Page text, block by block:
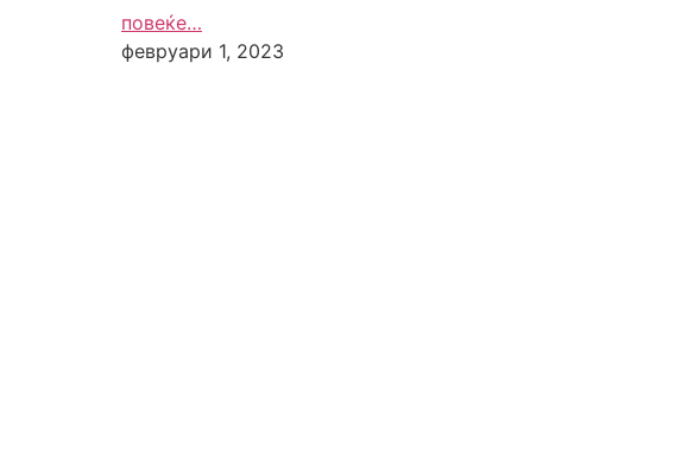
повеќе…
февруари 1, 2023